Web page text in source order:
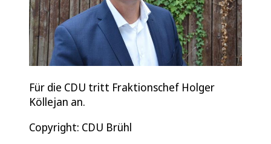
Für die CDU tritt Fraktionschef Holger
Köllejan an.
Copyright: CDU Brühl